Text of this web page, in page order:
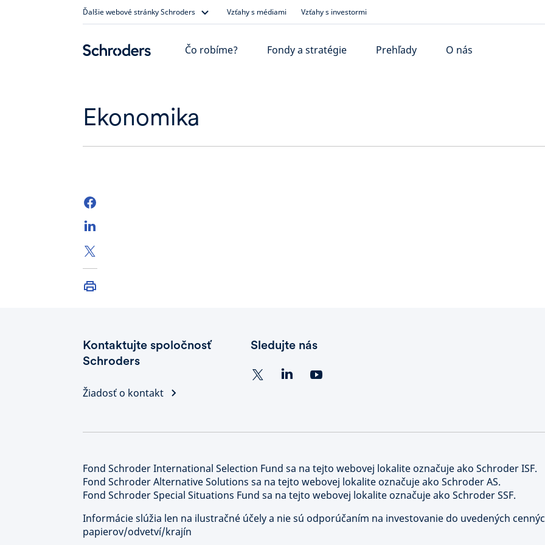
Ďalšie webové stránky Schroders Vzťahy s médiami Vzťahy s investormi
Čo robíme? Fondy a stratégie Prehľady O nás
Ekonomika
Kontaktujte spoločnosť
Schroders
Žiadosť o kontakt
Sledujte nás
Fond Schroder International Selection Fund sa na tejto webovej lokalite označuje ako Schroder ISF.
Fond Schroder Alternative Solutions sa na tejto webovej lokalite označuje ako Schroder AS.
Fond Schroder Special Situations Fund sa na tejto webovej lokalite označuje ako Schroder SSF.
Informácie slúžia len na ilustračné účely a nie sú odporúčaním na investovanie do uvedených
papierov/odvetví/krajín